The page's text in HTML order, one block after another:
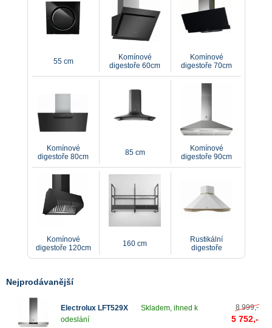
V kategorii komínových digestoří můžete vybírat digestoře od nejlepších
výrobců jako jsou AEG, Electrolux, Bosch, Siemens, Faber a další kvalitní
komínové digestoře různých variací designu, barevných úprav a technických
55 cm
Komínové
digestoře 60cm
Komínové
digestoře 70cm
Komínové
digestoře 80cm
85 cm
Komínové
digestoře 90cm
Komínové
digestoře 120cm
160 cm
Rustikální
digestoře
Nejprodávanější
Electrolux LFT529X
Skladem, ihned k
odeslání
8 999,-
5 752,-